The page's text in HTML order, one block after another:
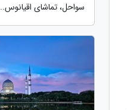
سواحل، تماشای